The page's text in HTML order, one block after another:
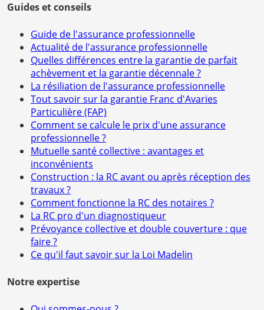
Guides et conseils
Guide de l'assurance professionnelle
Actualité de l'assurance professionnelle
Quelles différences entre la garantie de parfait
achèvement et la garantie décennale ?
La résiliation de l'assurance professionnelle
Tout savoir sur la garantie Franc d'Avaries
Particulière (FAP)
Comment se calcule le prix d'une assurance
professionnelle ?
Mutuelle santé collective : avantages et
inconvénients
Construction : la RC avant ou après réception des
travaux ?
Comment fonctionne la RC des notaires ?
La RC pro d'un diagnostiqueur
Prévoyance collective et double couverture : que
faire ?
Ce qu'il faut savoir sur la Loi Madelin
Notre expertise